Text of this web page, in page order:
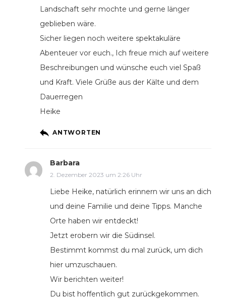
Landschaft sehr mochte und gerne länger
geblieben wäre.
Sicher liegen noch weitere spektakuläre
Abenteuer vor euch., Ich freue mich auf weitere
Beschreibungen und wünsche euch viel Spaß
und Kraft. Viele Grüße aus der Kälte und dem
Dauerregen
Heike
ANTWORTEN
Barbara
2. Dezember 2023 um 2:26 Uhr
Liebe Heike, natürlich erinnern wir uns an dich
und deine Familie und deine Tipps. Manche
Orte haben wir entdeckt!
Jetzt erobern wir die Südinsel.
Bestimmt kommst du mal zurück, um dich
hier umzuschauen.
Wir berichten weiter!
Du bist hoffentlich gut zurückgekommen.